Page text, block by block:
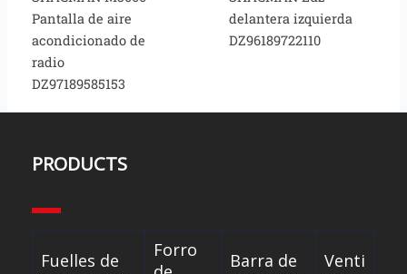
Pantalla de aire
acondicionado de
radio
DZ97189585153
delantera izquierda
DZ96189722110
PRODUCTS
Fuelles de
Forro
Barra de
Venti